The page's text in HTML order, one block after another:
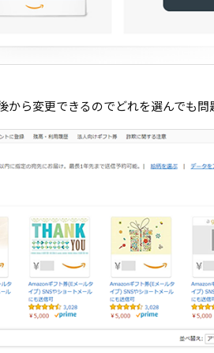
ら変更できるのでどれを選んでも問